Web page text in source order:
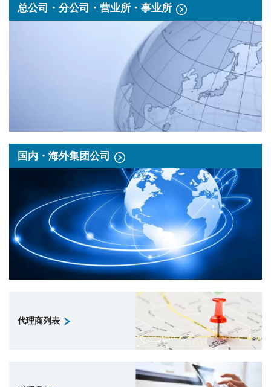
总公司・分公司・营业所・事业所
国内・海外集团公司
代理商列表